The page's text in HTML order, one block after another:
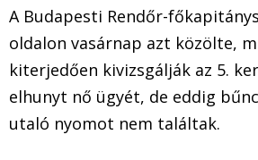
A Budapesti Rendőr-
oldalon vasárnap azt közölte,
kiterjedően kivizsgálják az 5.
elhunyt nő ügyét, de eddig
utaló nyomot nem találtak.